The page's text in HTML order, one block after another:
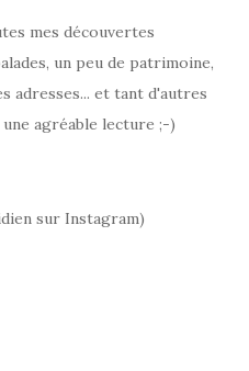
mes découvertes
un peu de patrimoine,
adresses... et tant d'autres
agréable lecture ;-)
sur Instagram)